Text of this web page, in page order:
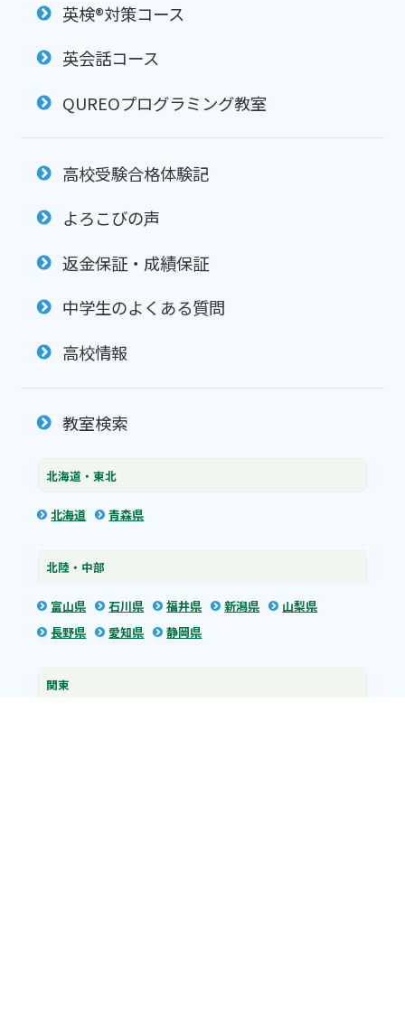
英検®対策コース
英会話コース
QUREOプログラミング教室
高校受験合格体験記
よろこびの声
返金保証・成績保証
中学生のよくある質問
高校情報
教室検索
北海道・東北
北海道 青森県
北陸・中部
富山県 石川県 福井県 新潟県
山梨県
長野県
愛知県 静岡県
関東